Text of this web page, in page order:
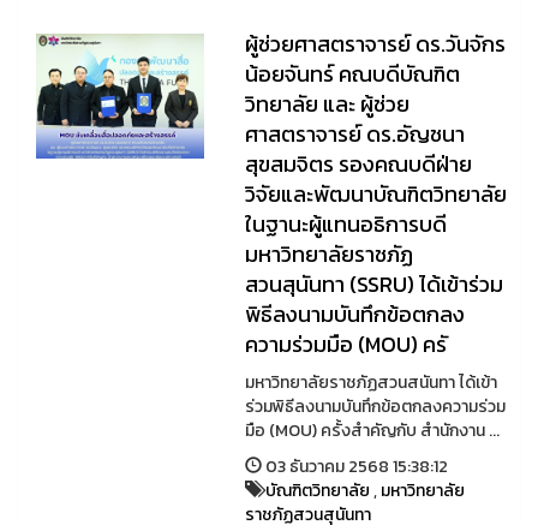
ผู้ช่วยศาสตราจารย์ ดร.วันจักร
น้อยจันทร์ คณบดีบัณฑิต
วิทยาลัย และ ผู้ช่วย
ศาสตราจารย์ ดร.อัญชนา
สุขสมจิตร รองคณบดีฝ่าย
วิจัยและพัฒนาบัณฑิตวิทยาลัย
ในฐานะผู้แทนอธิการบดี
มหาวิทยาลัยราชภัฏ
สวนสุนันทา (SSRU) ได้เข้าร่วม
พิธีลงนามบันทึกข้อตกลง
ความร่วมมือ (MOU) ครั
มหาวิทยาลัยราชภัฏสวนสนันทา ได้เข้า
ร่วมพิธีลงนามบันทึกข้อตกลงความร่วม
มือ (MOU) ครั้งสำคัญกับ สำนักงาน ...
03 ธันวาคม 2568 15:38:12
บัณฑิตวิทยาลัย,มหาวิทยาลัย
ราชภัฏสวนสุนันทา